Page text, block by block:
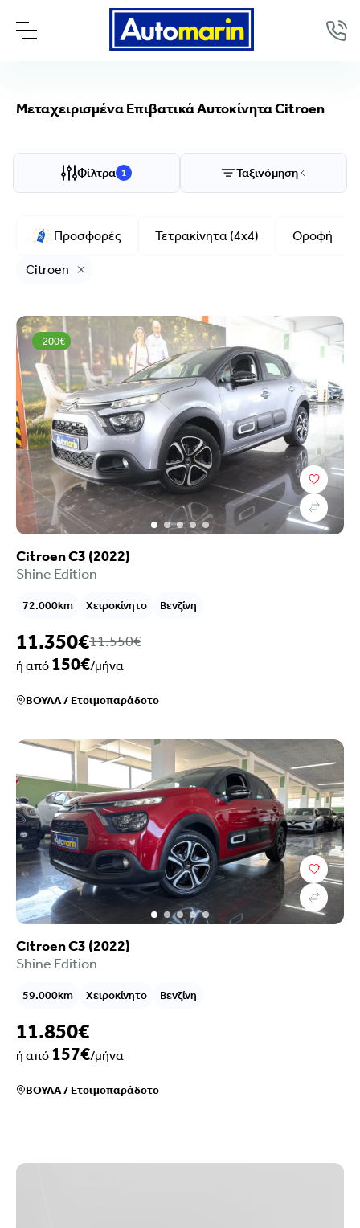
Μεταχειρισμένα Επιβατικά Αυτοκίνητα Citroen
Φίλτρα 1 Ταξινόμηση
Προσφορές Τετρακίνητα (4x4) Οροφή
Citroen
-200€
Citroen C3 (2022)
Shine Edition
72.000km Χειροκίνητο Βενζίνη
11.350€11.550€
ή από 150€/μήνα
ΒΟΥΛΑ/Ετοιμοπαράδοτο
Citroen C3 (2022)
Shine Edition
59.000km Χειροκίνητο Βενζίνη
11.850€
ή από 157€/μήνα
ΒΟΥΛΑ/Ετοιμοπαράδοτο
Μάρκα/Μοντέλο
Citroen
Μοντέλο
Τιμή
Επιλογές χρηματοδότησης
Χρονολογία
Καύσιμο
Σασμάν
Χιλιόμετρα
Χρώμα
Κυβικά
Μετάδοση
Euroclass
Ρύποι
Καθίσματα
Κατάστημα